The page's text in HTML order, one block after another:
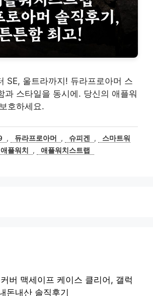
SE, 울트라까지! 듀라프로아머 스
과 스타일을 동시에. 당신의 애플워
호하세요.
, 듀라프로아머 , 슈피겐 ,
스마트워
애플워치 , 애플워치스트랩
버 맥세이프 케이스 클리어, 갤럭
돈내산 솔직후기